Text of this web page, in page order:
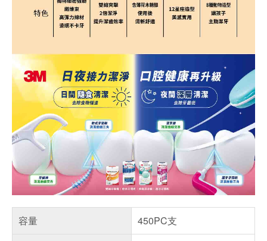
容量
450PC支